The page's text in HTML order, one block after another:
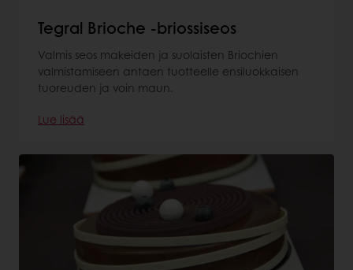
Tegral Brioche -briossiseos
Valmis seos makeiden ja suolaisten Briochien
valmistamiseen antaen tuotteelle ensiluokkaisen
tuoreuden ja voin maun.
Lue lisää